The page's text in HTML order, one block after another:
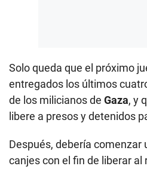
Solo queda que el próximo
entregados los últimos
de los milicianos de Gaza, y
libere a presos y detenidos
Después, debería comenzar
canjes con el fin de liberar al